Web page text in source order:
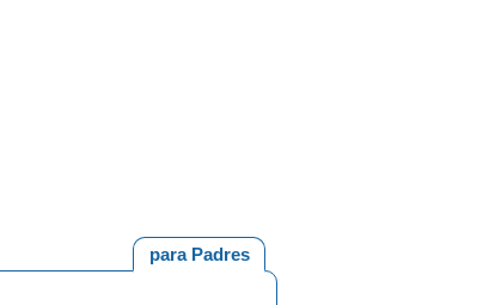
para Padres